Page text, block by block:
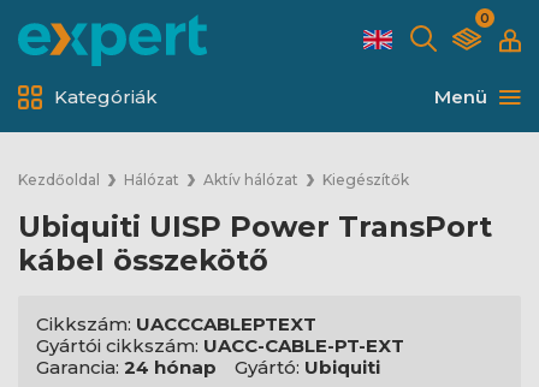
0
Menü
Kategóriák
Kezdőoldal Hálózat Aktív hálózat Kiegészítők
Ubiquiti UISP Power TransPort
kábel összekötő
Cikkszám: UACCCABLEPTEXT
Gyártói cikkszám: UACC-CABLE-PT-EXT
Garancia: 24 hónap Gyártó: Ubiquiti